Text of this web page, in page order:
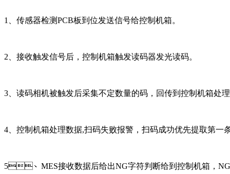
1、传感器检测PCB板到位发送信号给控制机箱。
2、接收触发信号后，控制机箱触发读码器发光读码。
3、读码相机被触发后采集不定数量的码，回传到控制机箱处理
4、控制机箱处理数据,扫码失败报警，扫码成功优先提取第
5、MES接收数据后给出NG字符判断给到控制机箱，NG报